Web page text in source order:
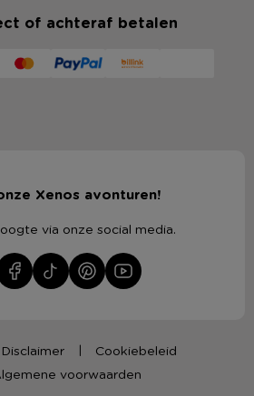
of achteraf betalen
Xenos avonturen!
via onze social media.
Disclaimer
Cookiebeleid
voorwaarden